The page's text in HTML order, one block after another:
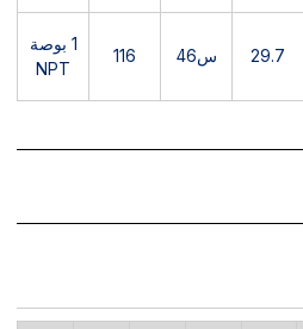
29.7 س46 116
1 بوصة
NPT